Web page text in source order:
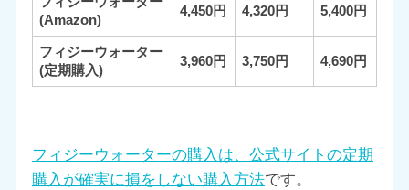
(Amazon)
4,450円 4,320円 5,400円
フィジーウォーター
(定期購入)
3,960円 3,750円 4,690円
フィジーウォーターの購入は、公式サイトの定期
購入が確実に損をしない購入方法です。